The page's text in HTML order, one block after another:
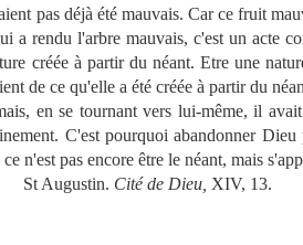
pas déjà été mauvais. Car ce fruit
a rendu l'arbre mauvais, c'est un acte
créée à partir du néant. Etre une
de ce qu'elle a été créée à partir du
en se tournant vers lui-même, il
C'est pourquoi abandonner
n'est pas encore être le néant, mais
Cité de Dieu, XIV, 13.